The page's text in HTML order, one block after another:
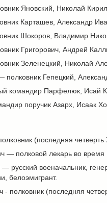
Яновский, Николай
Карташев, Александр
Шокоров, Владимир
Григорович, Андрей
Зеленецкий, Николай
Гепецкий,
командир Парфелюк, Исай
поручик Азарх, Исаак
(последняя
— полковой лекарь во время
военачальник,
белоэмигрант.
- полковник (последняя